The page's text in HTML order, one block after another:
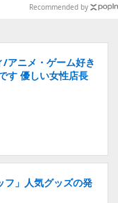
Recommended by
アニメ・ゲーム好き
す 優しい女性店長
フ」人気グッズの発